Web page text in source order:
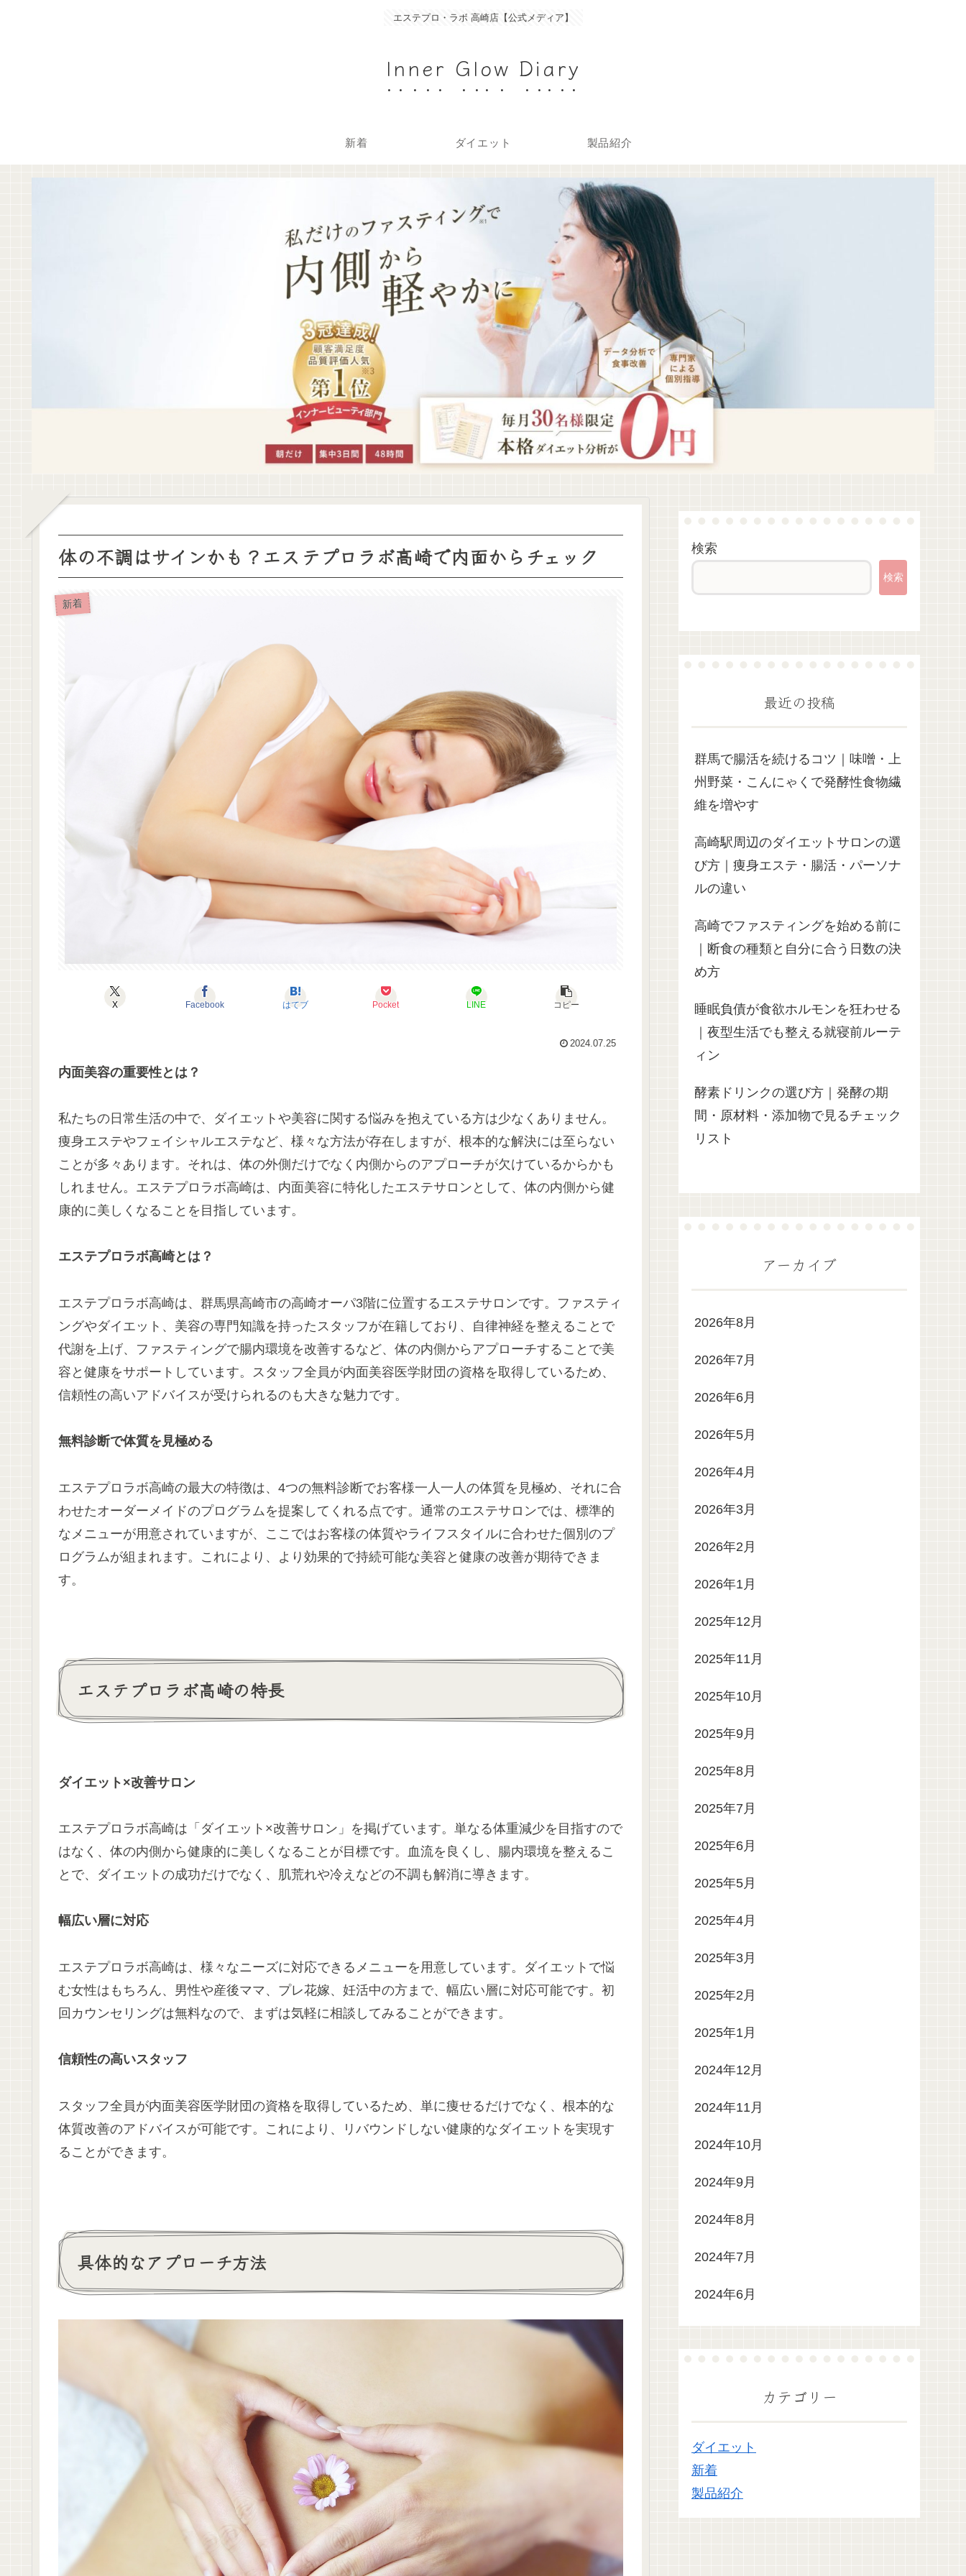
エステプロ・ラボ 高崎店【公式メディア】
Inner Glow Diary
新着 ダイエット 製品紹介
体の不調はサインかも？エステプロラボ高崎で内面からチェック
新着
X Facebook はてブ Pocket LINE コピー
2024.07.25
内面美容の重要性とは？
私たちの日常生活の中で、ダイエットや美容に関する悩みを抱えている方は少なくありません。
痩身エステやフェイシャルエステなど、様々な方法が存在しますが、根本的な解決には至らない
ことが多々あります。それは、体の外側だけでなく内側からのアプローチが欠けているからかも
しれません。エステプロラボ高崎は、内面美容に特化したエステサロンとして、体の内側から健
康的に美しくなることを目指しています。
エステプロラボ高崎とは？
エステプロラボ高崎は、群馬県高崎市の高崎オーパ3階に位置するエステサロンです。ファスティ
ングやダイエット、美容の専門知識を持ったスタッフが在籍しており、自律神経を整えることで
代謝を上げ、ファスティングで腸内環境を改善するなど、体の内側からアプローチすることで美
容と健康をサポートしています。スタッフ全員が内面美容医学財団の資格を取得しているため、
信頼性の高いアドバイスが受けられるのも大きな魅力です。
無料診断で体質を見極める
エステプロラボ高崎の最大の特徴は、4つの無料診断でお客様一人一人の体質を見極め、それに合
わせたオーダーメイドのプログラムを提案してくれる点です。通常のエステサロンでは、標準的
なメニューが用意されていますが、ここではお客様の体質やライフスタイルに合わせた個別のプ
ログラムが組まれます。これにより、より効果的で持続可能な美容と健康の改善が期待できま
す。
エステプロラボ高崎の特長
ダイエット×改善サロン
エステプロラボ高崎は「ダイエット×改善サロン」を掲げています。単なる体重減少を目指すので
はなく、体の内側から健康的に美しくなることが目標です。血流を良くし、腸内環境を整えるこ
とで、ダイエットの成功だけでなく、肌荒れや冷えなどの不調も解消に導きます。
幅広い層に対応
エステプロラボ高崎は、様々なニーズに対応できるメニューを用意しています。ダイエットで悩
む女性はもちろん、男性や産後ママ、プレ花嫁、妊活中の方まで、幅広い層に対応可能です。初
回カウンセリングは無料なので、まずは気軽に相談してみることができます。
信頼性の高いスタッフ
スタッフ全員が内面美容医学財団の資格を取得しているため、単に痩せるだけでなく、根本的な
体質改善のアドバイスが可能です。これにより、リバウンドしない健康的なダイエットを実現す
ることができます。
具体的なアプローチ方法
検索
検索
最近の投稿
群馬で腸活を続けるコツ｜味噌・上
州野菜・こんにゃくで発酵性食物繊
維を増やす
高崎駅周辺のダイエットサロンの選
び方｜痩身エステ・腸活・パーソナ
ルの違い
高崎でファスティングを始める前に
｜断食の種類と自分に合う日数の決
め方
睡眠負債が食欲ホルモンを狂わせる
｜夜型生活でも整える就寝前ルーテ
ィン
酵素ドリンクの選び方｜発酵の期
間・原材料・添加物で見るチェック
リスト
アーカイブ
2026年8月
2026年7月
2026年6月
2026年5月
2026年4月
2026年3月
2026年2月
2026年1月
2025年12月
2025年11月
2025年10月
2025年9月
2025年8月
2025年7月
2025年6月
2025年5月
2025年4月
2025年3月
2025年2月
2025年1月
2024年12月
2024年11月
2024年10月
2024年9月
2024年8月
2024年7月
2024年6月
カテゴリー
ダイエット
新着
製品紹介